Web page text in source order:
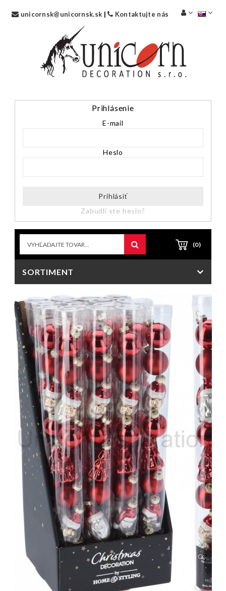
unicornsk@unicornsk.sk | Kontaktujte nás
Prihlásenie
E-mail
Heslo
Prihlásiť
Zabudli ste heslo?
(0)
SORTIMENT